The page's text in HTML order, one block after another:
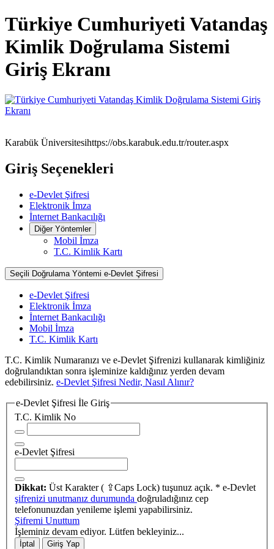
Türkiye Cumhuriyeti Vatandaş
Kimlik Doğrulama Sistemi
Giriş Ekranı
Karabük Üniversitesihttps://obs.karabuk.edu.tr/router.aspx
Giriş Seçenekleri
e-Devlet Şifresi
Elektronik İmza
İnternet Bankacılığı
Diğer Yöntemler
Mobil İmza
T.C. Kimlik Kartı
Seçili Doğrulama Yöntemi e-Devlet Şifresi
e-Devlet Şifresi
Elektronik İmza
İnternet Bankacılığı
Mobil İmza
T.C. Kimlik Kartı
T.C. Kimlik Numaranızı ve e-Devlet Şifrenizi kullanarak kimliğiniz
doğrulandıktan sonra işleminize kaldığınız yerden devam
edebilirsiniz. e-Devlet Şifresi Nedir, Nasıl Alınır?
e-Devlet Şifresi İle Giriş
T.C. Kimlik No
e-Devlet Şifresi
Dikkat: Üst Karakter ( ⇪Caps Lock) tuşunuz açık. * e-Devlet
şifrenizi unutmanız durumunda doğruladığınız cep
telefonunuzdan yenileme işlemi yapabilirsiniz.
Şifremi Unuttum
İşleminiz devam ediyor. Lütfen bekleyiniz...
İptal Giriş Yap